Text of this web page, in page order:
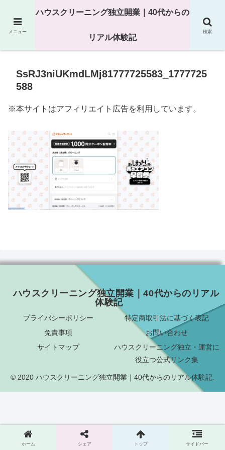
25年以上の現場経験をもとにハウスクリーニング独立の現実
SsRJ3niUKmdLMj81777725583_1777725
588
※本サイトはアフィリエイト広告を利用しています。
ハウスクリーニング独立開業｜40代からのリアル
体験記
プライバシーポリシー
特定商取引法に基づく表記
免責事項
お問い合わせ
サイトマップ
ハウスクリーニング独立・運営に
役立つ公式リンク集
© 2020 ハウスクリーニング独立開業｜40代からのリアル体験記.
メニュー
ハウスクリーニング独立開業｜40代からの
リアル体験記
検索
ホーム シェア トップ サイドバー